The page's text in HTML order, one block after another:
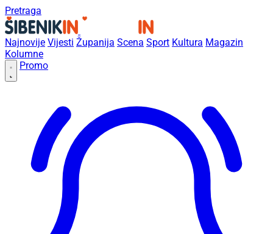
Pretraga
Najnovije Vijesti Županija Scena Sport Kultura Magazin
Kolumne
Promo